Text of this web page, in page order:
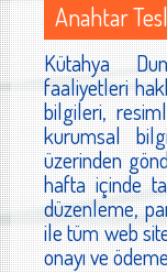
Anahtar
Kütahya
faaliyetleri
bilgileri,
kurumsal
üzerinden
hafta içinde
düzenleme,
ile tüm web
onayı ve